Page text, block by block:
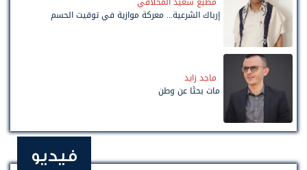
إرباك الشرعية... معركة موازية في توقيت الحسم
ماجد زايد
مات بحثًا عن وطن
فيديو